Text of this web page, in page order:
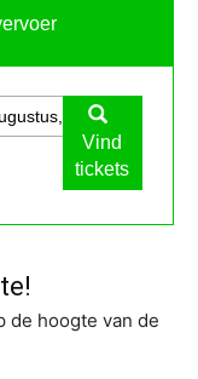
11
Vind
tickets
de hoogte van de